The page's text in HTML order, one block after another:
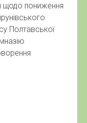
щодо пониження
Полтавської